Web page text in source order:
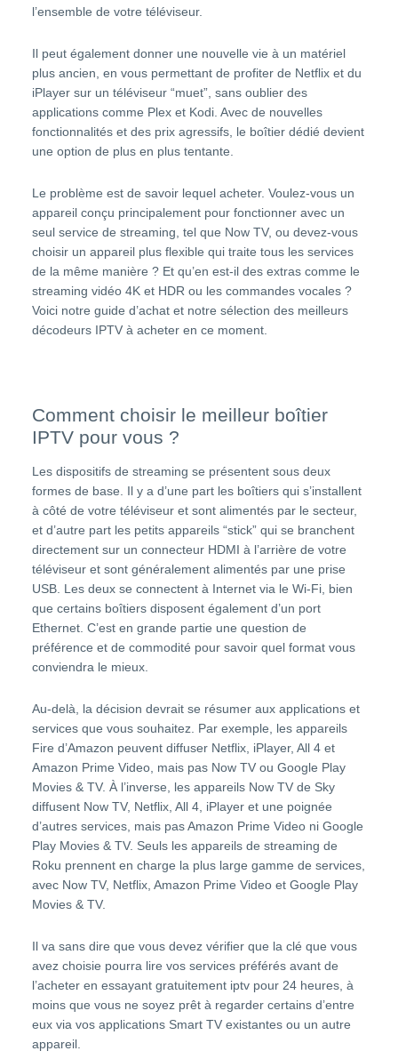
l’ensemble de votre téléviseur.
Il peut également donner une nouvelle vie à un matériel
plus ancien, en vous permettant de profiter de Netflix et du
iPlayer sur un téléviseur “muet”, sans oublier des
applications comme Plex et Kodi. Avec de nouvelles
fonctionnalités et des prix agressifs, le boîtier dédié devient
une option de plus en plus tentante.
Le problème est de savoir lequel acheter. Voulez-vous un
appareil conçu principalement pour fonctionner avec un
seul service de streaming, tel que Now TV, ou devez-vous
choisir un appareil plus flexible qui traite tous les services
de la même manière ? Et qu’en est-il des extras comme le
streaming vidéo 4K et HDR ou les commandes vocales ?
Voici notre guide d’achat et notre sélection des meilleurs
décodeurs IPTVà acheter en ce moment.
Comment choisir le meilleur boîtier
IPTV pour vous ?
Les dispositifs de streaming se présentent sous deux
formes de base. Il y a d’une part les boîtiers qui s’installent
à côté de votre téléviseur et sont alimentés par le secteur,
et d’autre part les petits appareils “stick” qui se branchent
directement sur un connecteur HDMI à l’arrière de votre
téléviseur et sont généralement alimentés par une prise
USB. Les deux se connectent à Internet via le Wi-Fi, bien
que certains boîtiers disposent également d’un port
Ethernet. C’est en grande partie une question de
préférence et de commodité pour savoir quel format vous
conviendra le mieux.
Au-delà, la décision devrait se résumer aux applications et
services que vous souhaitez. Par exemple, les appareils
Fire d’Amazon peuvent diffuser Netflix, iPlayer, All 4 et
Amazon Prime Video, mais pas Now TV ou Google Play
Movies & TV. À l’inverse, les appareils Now TV de Sky
diffusent Now TV, Netflix, All 4, iPlayer et une poignée
d’autres services, mais pas Amazon Prime Video ni Google
Play Movies & TV. Seuls les appareils de streaming de
Roku prennent en charge la plus large gamme de services,
avec Now TV, Netflix, Amazon Prime Video et Google Play
Movies & TV.
Il va sans dire que vous devez vérifier que la clé que vous
avez choisie pourra lire vos services préférés avant de
l’acheter en essayant gratuitement iptv pour 24 heures, à
moins que vous ne soyez prêt à regarder certains d’entre
eux via vos applications Smart TV existantes ou un autre
appareil.